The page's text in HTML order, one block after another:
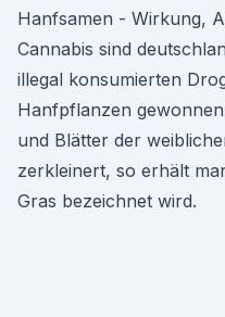
Hanfsamen - Wirkung,
Cannabis sind
illegal konsumierten
Hanfpflanzen
und Blätter der
zerkleinert, so erhält
Gras bezeichnet wird.